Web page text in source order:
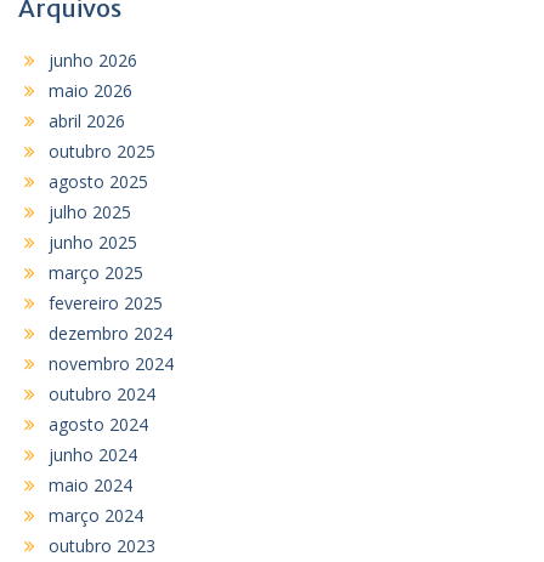
Arquivos
junho 2026
maio 2026
abril 2026
outubro 2025
agosto 2025
julho 2025
junho 2025
março 2025
fevereiro 2025
dezembro 2024
novembro 2024
outubro 2024
agosto 2024
junho 2024
maio 2024
março 2024
outubro 2023